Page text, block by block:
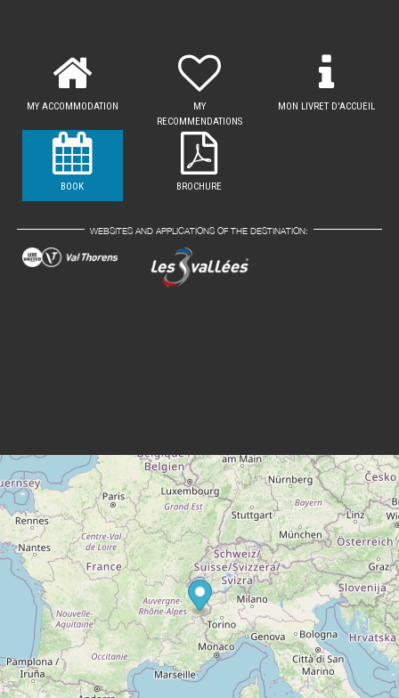
MY ACCOMMODATION
MY
RECOMMENDATIONS
MON LIVRET D'ACCUEIL
BOOK BROCHURE
WEBSITES AND APPLICATIONS OF THE DESTINATION: